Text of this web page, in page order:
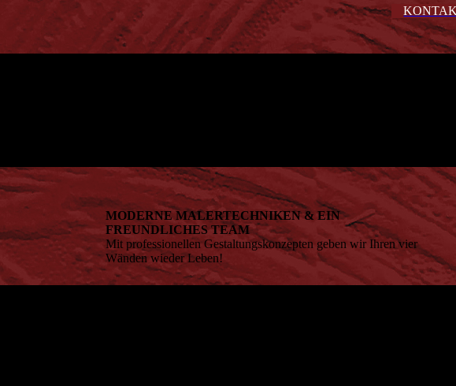
MODERNE MALERTECHNIKEN & EIN
FREUNDLICHES TEAM
Mit professionellen Gestaltungskonzepten geben wir Ihren vier
Wänden wieder Leben!